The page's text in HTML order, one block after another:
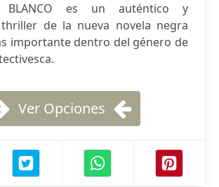
BLANCO es un auténtico y
de la nueva novela negra
importante dentro del género de
Ver Opciones